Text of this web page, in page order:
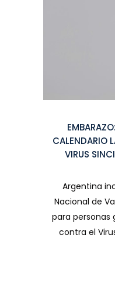
CALENDARIO
VIRUS
Argentina
Nacional de
para personas
contra el